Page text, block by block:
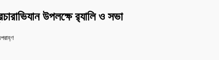
উপলক্ষে র‌্যালি ও সভা